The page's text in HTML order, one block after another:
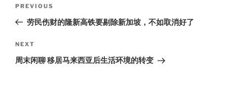
Previous
Post
PREVIOUS
劳民伤财的隆新高铁要剔除新加坡，不如取消好了
Next
Post
NEXT
周末闲聊 移居马来西亚后生活环境的转变